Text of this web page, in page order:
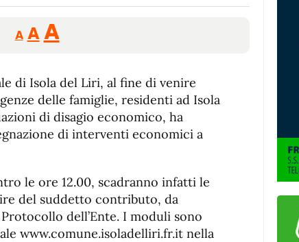
A
Reducir
tamaño
A Restablecer
tamaño
de
fuente
AAumentar
de
fuente.
di Isola del Liri, al fine di venire
delle famiglie, residenti ad Isola
di disagio economico, ha
di interventi economici a
le ore 12.00, scadranno infatti le
del suddetto contributo, da
dell’Ente. I moduli sono
www.comune.isoladelliri.fr.it nella